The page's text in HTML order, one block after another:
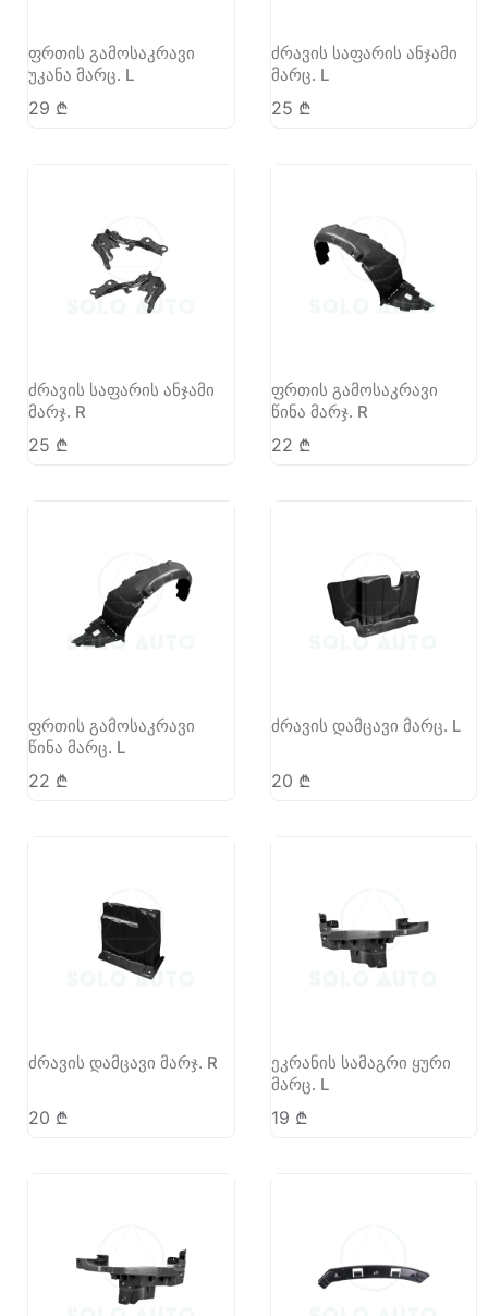
ფრთის გამოსაკრავი
უკანა მარც. L
29 ₾
ძრავის საფარის ანჯამი
მარც. L
25 ₾
ძრავის საფარის ანჯამი
მარჯ. R
25 ₾
ფრთის გამოსაკრავი
წინა მარჯ. R
22 ₾
ფრთის გამოსაკრავი
წინა მარც. L
22 ₾
ძრავის დამცავი მარც. L
20 ₾
ძრავის დამცავი მარჯ. R
20 ₾
ეკრანის სამაგრი ყური
მარც. L
19 ₾